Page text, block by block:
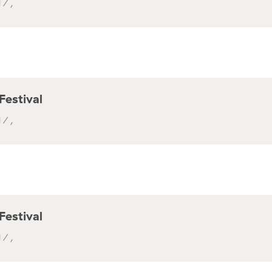
/ ,
/ ,
/ ,